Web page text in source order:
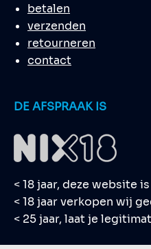
betalen
verzenden
retourneren
contact
DE AFSPRAAK IS
< 18 jaar, deze website
< 18 jaar verkopen wij
< 25 jaar, laat je